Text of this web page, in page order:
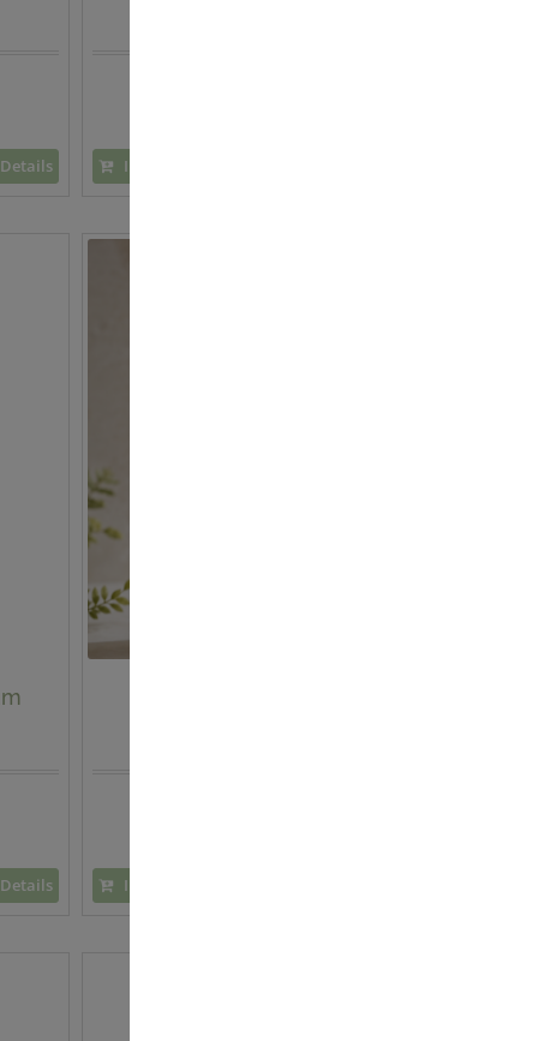
Details In den Warenkorb
Details In den Warenkorb